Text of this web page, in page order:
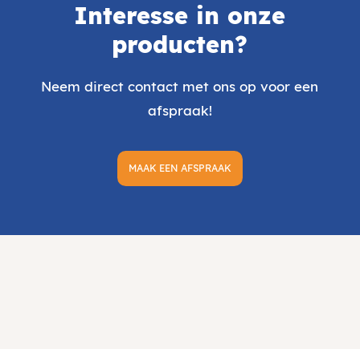
Interesse in onze
producten?
Neem direct contact met ons op voor een
afspraak!
MAAK EEN AFSPRAAK